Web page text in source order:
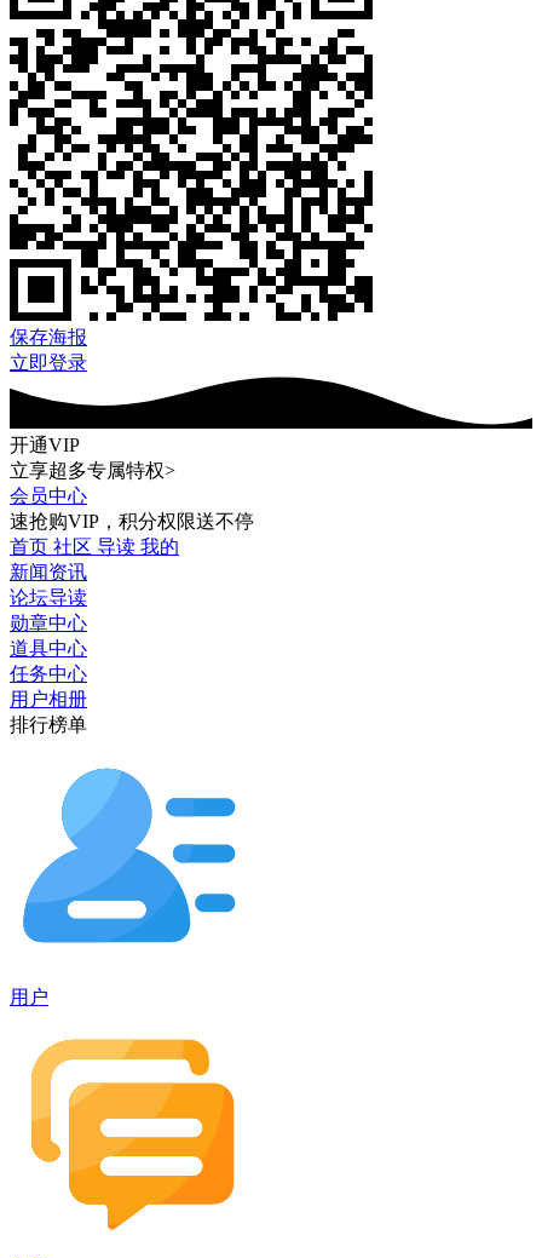
保存海报
立即登录
开通VIP
立享超多专属特权>
会员中心
速抢购VIP，积分权限送不停
首页 社区 导读 我的
新闻资讯
论坛导读
勋章中心
道具中心
任务中心
用户相册
排行榜单
用户